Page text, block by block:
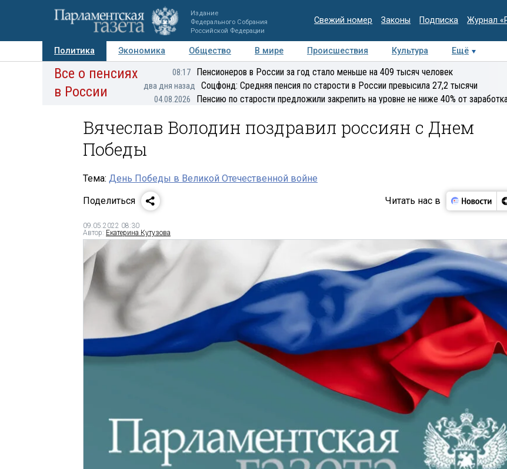
Издание
Федерального Собрания
Российской Федерации
Свежий номер Законы Подписка Журнал
Политика Экономика Общество В мире Происшествия Культура Ещё
Авторы Персоны Мнения Регионы Медиацентр Интервью Колумнисты
Все о пенсиях
в России
08:17 Пенсионеров в России за год стало меньше на 409 тысяч человек
два дня назад Соцфонд: Средняя пенсия по старости в России превысила 27,2 тысячи
04.08.2026 Пенсию по старости предложили закрепить на уровне не ниже 40% от
Вячеслав Володин поздравил россиян с Днем
Победы
Тема: День Победы в Великой Отечественной войне
Поделиться
Читать нас в
09.05.2022 08:30
Автор: Екатерина Кутузова